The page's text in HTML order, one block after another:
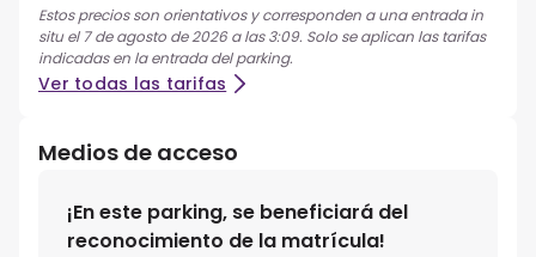
Estos precios son orientativos y corresponden a una entrada in
situ el 7 de agosto de 2026 a las 3:09. Solo se aplican las tarifas
indicadas en la entrada del parking.
Ver todas las tarifas
Medios de acceso
¡En este parking, se beneficiará del
reconocimiento de la matrícula!